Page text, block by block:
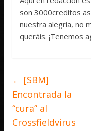
son 3000creditos
nuestra alegría, no
queráis. ¡Tenemos
← [SBM]
Encontrada la
“cura” al
Crossfieldvirus